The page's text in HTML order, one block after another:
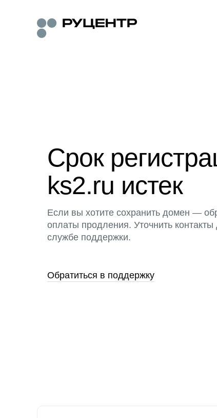
Срок
ks2.ru истек
Если вы хотите сохранить домен —
оплаты продления. Уточнить
службе поддержки.
Обратиться в поддержку